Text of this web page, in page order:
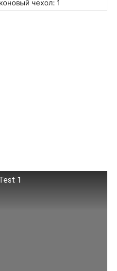
чехол: 1
1